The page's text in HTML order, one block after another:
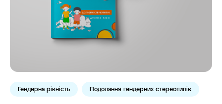
Гендерна рівність Подолання гендерних стереотипів